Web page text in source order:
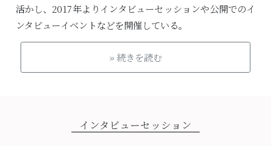
活かし、2017年よりインタビューセッションや公開でのイ
ンタビューイベントなどを開催している。
» 続きを読む
インタビューセッション